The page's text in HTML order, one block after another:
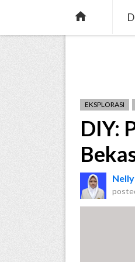

EKSPLORASI
DIY: